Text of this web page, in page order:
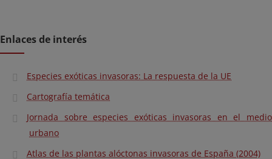
Enlaces de interés
Especies exóticas invasoras: La respuesta de la UE
Cartografía temática
Jornada sobre especies exóticas invasoras en el medio
urbano
Atlas de las plantas alóctonas invasoras de España (2004)